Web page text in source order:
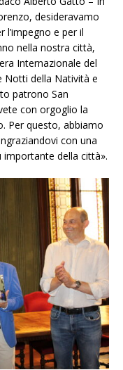
desideravamo
e per il
nella nostra città,
Internazionale del
Notti della Natività e
patrono San
con orgoglio la
Per questo, abbiamo
con una
della città».